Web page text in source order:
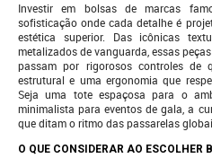
Investir em bolsas de marcas
sofisticação onde cada detalhe é
estética superior. Das icônicas
metalizados de vanguarda, essas
passam por rigorosos controles de
estrutural e uma ergonomia que
Seja uma tote espaçosa para o
minimalista para eventos de gala, a
que ditam o ritmo das passarelas
O QUE CONSIDERAR AO